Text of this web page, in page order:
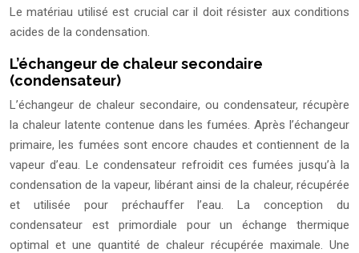
Le matériau utilisé est crucial car il doit résister aux conditions
acides de la condensation.
L’échangeur de chaleur secondaire
(condensateur)
L’échangeur de chaleur secondaire, ou condensateur, récupère
la chaleur latente contenue dans les fumées. Après l’échangeur
primaire, les fumées sont encore chaudes et contiennent de la
vapeur d’eau. Le condensateur refroidit ces fumées jusqu’à la
condensation de la vapeur, libérant ainsi de la chaleur, récupérée
et utilisée pour préchauffer l’eau. La conception du
condensateur est primordiale pour un échange thermique
optimal et une quantité de chaleur récupérée maximale. Une